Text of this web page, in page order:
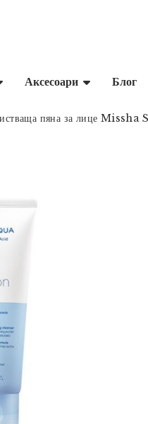
Аксесоари Блог
пяна за лице